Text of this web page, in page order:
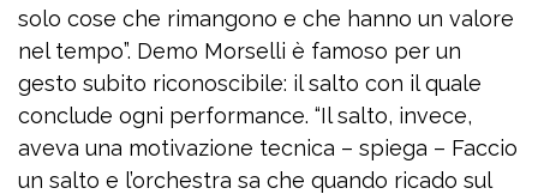
solo cose che rimangono e che hanno un valore
nel tempo”. Demo Morselli è famoso per un
gesto subito riconoscibile: il salto con il quale
conclude ogni performance. “Il salto, invece,
aveva una motivazione tecnica – spiega – Faccio
un salto e l’orchestra sa che quando ricado sul